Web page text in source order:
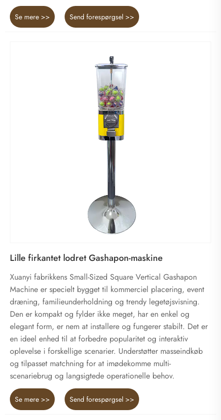
Se mere >> Send forespørgsel >>
Lille firkantet lodret Gashapon-maskine
Xuanyi fabrikkens Small-Sized Square Vertical Gashapon
Machine er specielt bygget til kommerciel placering, event
dræning, familieunderholdning og trendy legetøjsvisning.
Den er kompakt og fylder ikke meget, har en enkel og
elegant form, er nem at installere og fungerer stabilt. Det er
en ideel enhed til at forbedre popularitet og interaktiv
oplevelse i forskellige scenarier. Understøtter masseindkøb
og tilpasset matchning for at imødekomme multi-
scenariebrug og langsigtede operationelle behov.
Se mere >> Send forespørgsel >>